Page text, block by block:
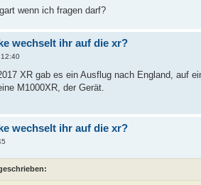
wenn ich fragen darf?
wechselt ihr auf die xr?
XR gab es ein Ausflug nach England, auf
M1000XR, der Gerät.
wechselt ihr auf die xr?